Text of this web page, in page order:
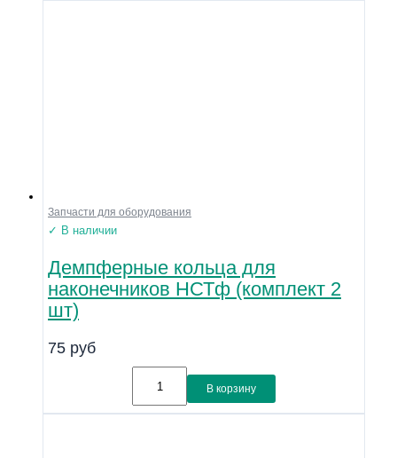
Запчасти для оборудования
✓ В наличии
Демпферные кольца для
наконечников НСТф (комплект 2
шт)
75 руб
В корзину